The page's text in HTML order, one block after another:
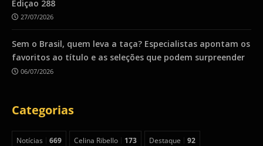
Ediçao 288
27/07/2026
Sem o Brasil, quem leva a taça? Especialistas apontam os
favoritos ao título e as seleções que podem surpreender
06/07/2026
Categorias
Notícias 669 Celina Ribello 173 Destaque 92